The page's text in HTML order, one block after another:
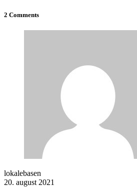
2 Comments
lokalebasen
20. august 2021